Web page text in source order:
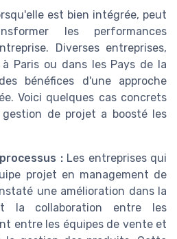
est bien intégrée, peut
les performances
Diverses entreprises,
Paris ou dans les Pays de la
bénéfices d'une approche
Voici quelques cas concrets
de projet a boosté les
:Les entreprises qui
projet en management de
une amélioration dans la
la collaboration entre les
entre les équipes de vente et